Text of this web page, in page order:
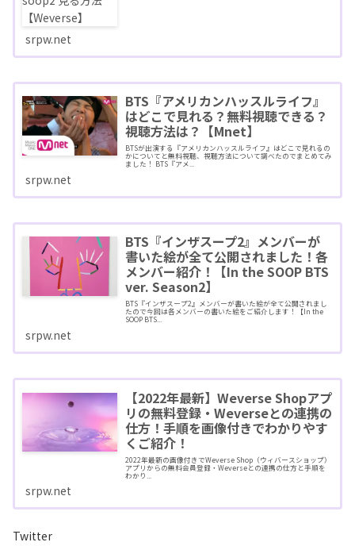
srpw.net
BTS『アメリカンハッスルライフ』
はどこで見れる？無料視聴できる？
視聴方法は？【Mnet】
BTSが出演する『アメリカンハッスルライフ』はどこで見れるの
かについてと無料視聴、視聴方法について調べたのでまとめてみ
ました！ BTS『アメ...
srpw.net
BTS『インザスープ2』メンバーが
書いた絵が全て公開されました！各
メンバー紹介！【In the SOOP BTS
ver. Season2】
BTS『インザスープ2』メンバーが書いた絵が全て公開されまし
たので今回は各メンバーの書いた絵をご紹介します！【In the
SOOP BTS...
srpw.net
【2022年最新】Weverse Shopアプ
リの無料登録・Weverseとの連携の
仕方！手順を画像付きでわかりやす
くご紹介！
2022年最新の画像付きでWeverse Shop（ウィバースショップ）
アプリからの無料会員登録・Weverseとの連携の仕方と手順を
わかり...
srpw.net
Twitter